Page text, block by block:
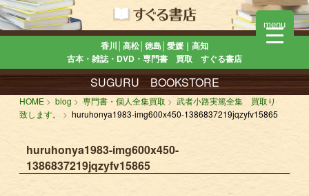
香川│高松│徳島│愛媛｜高知
古本・雑誌・DVD・専門書 買取 すぐる書店
SUGURU BOOKSTORE
HOME blog 専門書・個人全集買取
武者小路実篤全集 買取り
致します。
huruhonya1983-img600x450-1386837219jqzyfv15865
huruhonya1983-img600x450-
1386837219jqzyfv15865
menu